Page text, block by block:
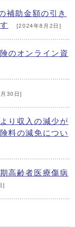
補助金額の引き
[2024年8月2日]
のオンライン資
30日]
り収入の減少が
料の減免につい
高齢者医療傷病
]